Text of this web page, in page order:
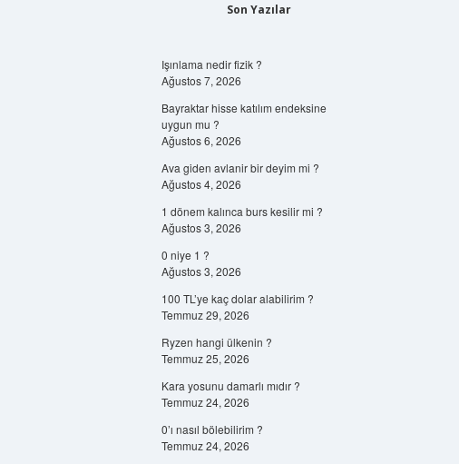
Son Yazılar
Işınlama nedir fizik ?
Ağustos 7, 2026
Bayraktar hisse katılım endeksine
uygun mu ?
Ağustos 6, 2026
Ava giden avlanir bir deyim mi ?
Ağustos 4, 2026
1 dönem kalınca burs kesilir mi ?
Ağustos 3, 2026
0 niye 1 ?
Ağustos 3, 2026
100 TL’ye kaç dolar alabilirim ?
Temmuz 29, 2026
Ryzen hangi ülkenin ?
Temmuz 25, 2026
Kara yosunu damarlı mıdır ?
Temmuz 24, 2026
0’ı nasıl bölebilirim ?
Temmuz 24, 2026